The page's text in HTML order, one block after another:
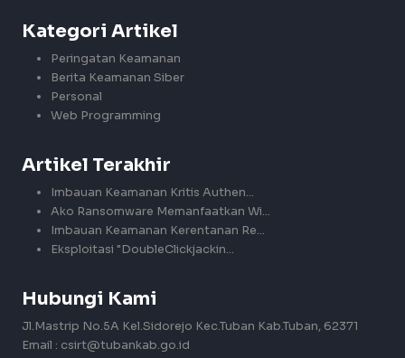
Kategori Artikel
Peringatan Keamanan
Berita Keamanan Siber
Personal
Web Programming
Artikel Terakhir
Imbauan Keamanan Kritis Authen...
Ako Ransomware Memanfaatkan Wi...
Imbauan Keamanan Kerentanan Re...
Eksploitasi "DoubleClickjackin...
Hubungi Kami
Jl.Mastrip No.5A Kel.Sidorejo Kec.Tuban Kab.Tuban, 62371
Email : csirt@tubankab.go.id